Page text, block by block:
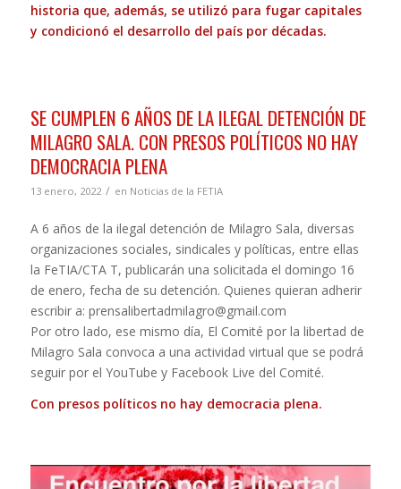
historia que, además, se utilizó para fugar capitales
y condicionó el desarrollo del país por décadas.
SE CUMPLEN 6 AÑOS DE LA ILEGAL DETENCIÓN DE
MILAGRO SALA. CON PRESOS POLÍTICOS NO HAY
DEMOCRACIA PLENA
13 enero, 2022 / en Noticias de la FETIA
A 6 años de la ilegal detención de Milagro Sala, diversas
organizaciones sociales, sindicales y políticas, entre ellas
la FeTIA/CTA T, publicarán una solicitada el domingo 16
de enero, fecha de su detención. Quienes quieran adherir
escribir a: prensalibertadmilagro@gmail.com
Por otro lado, ese mismo día, El Comité por la libertad de
Milagro Sala convoca a una actividad virtual que se podrá
seguir por el YouTube y Facebook Live del Comité.
Con presos políticos no hay democracia plena.